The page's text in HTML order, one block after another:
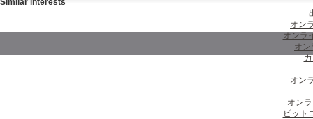
Similar interests
オン
オンラ
オ
オン
オン
ビット